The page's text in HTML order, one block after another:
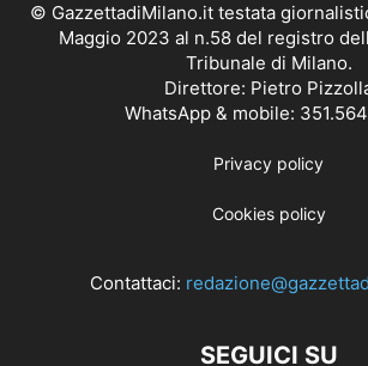
© GazzettadiMilano.it testata
Maggio 2023 al n.58 del registro
Tribunale di Milano.
Direttore: Pietro
WhatsApp & mobile:
Privacy policy
Cookies policy
Contattaci:
SEGUICI SU